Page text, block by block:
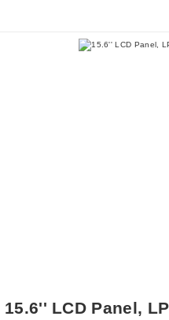
15.6'' LCD Panel,